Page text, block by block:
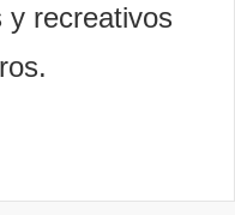
y recreativos